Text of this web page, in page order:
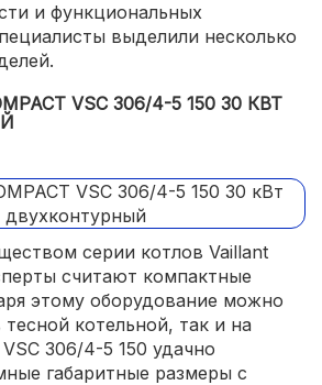
и функциональных
выделили несколько
VSC 306/4-5 150 30 КВТ
серии котлов Vaillant
считают компактные
этому оборудование можно
котельной, так и на
306/4-5 150 удачно
габаритные размеры с